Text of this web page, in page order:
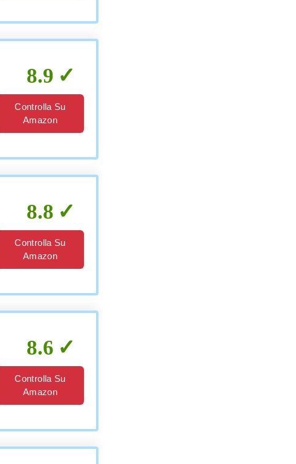
8.9
Controlla Su
Amazon
8.8
Controlla Su
Amazon
8.6
Controlla Su
Amazon